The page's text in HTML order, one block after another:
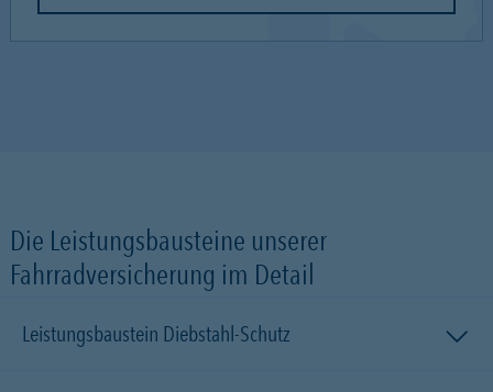
Die Leistungsbausteine unserer
Fahrradversicherung im Detail
Leistungsbaustein Diebstahl-Schutz